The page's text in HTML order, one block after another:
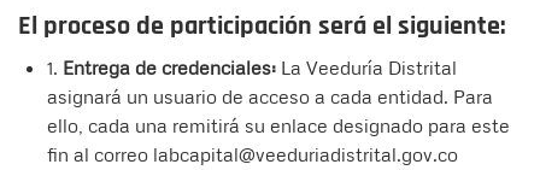
El proceso de participación será el siguiente:
1. Entrega de credenciales: La Veeduría Distrital
asignará un usuario de acceso a cada entidad. Para
ello, cada una remitirá su enlace designado para este
fin al correo labcapital@veeduriadistrital.gov.co